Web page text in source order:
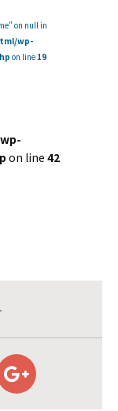
on null in
wp-
on line 19
on line 42